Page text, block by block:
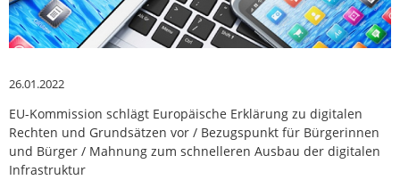
26.01.2022
EU-Kommission schlägt Europäische Erklärung zu digitalen
Rechten und Grundsätzen vor / Bezugspunkt für Bürgerinnen
und Bürger / Mahnung zum schnelleren Ausbau der digitalen
Infrastruktur